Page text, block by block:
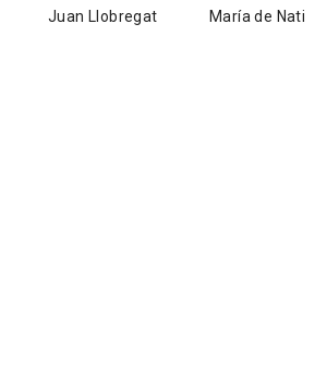
Juan Llobregat María de Nati